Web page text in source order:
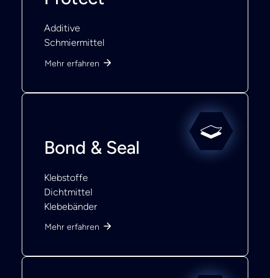
Additive
Schmiermittel
Mehr erfahren
Bond & Seal
Klebstoffe
Dichtmittel
Klebebänder
Mehr erfahren